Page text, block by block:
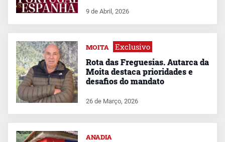
9 de Abril, 2026
MOITA Exclusivo
Rota das Freguesias. Autarca da
Moita destaca prioridades e
desafios do mandato
26 de Março, 2026
ANADIA